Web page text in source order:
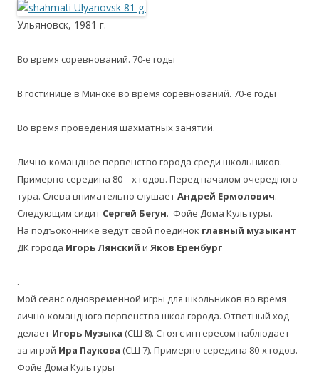
Ульяновск, 1981 г.
Во время соревнований. 70-е годы
В гостинице в Минске во время соревнований. 70-е годы
Во время проведения шахматных занятий.
Лично-командное первенство города среди школьников.
Примерно середина 80 – х годов. Перед началом очередного
тура. Слева внимательно слушаетАндрей Ермолович.
Следующим сидит Сергей Бегун. Фойе Дома Культуры.
На подъоконнике ведут свой поединок главный музыкант
ДК города Игорь Лянский и Яков Еренбург
.
Мой сеанс одновременной игры для школьников во время
лично-командного первенства школ города. Ответный ход
делает Игорь Музыка (СШ 8). Стоя с интересом наблюдает
за игрой Ира Паукова (СШ 7). Примерно середина 80-х годов.
Фойе Дома Культуры